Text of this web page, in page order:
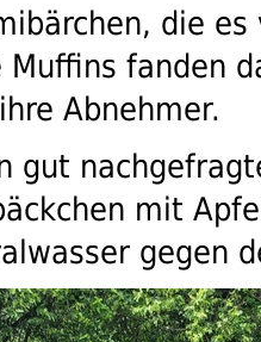
die
Muffins fanden
Abnehmer.
gut
mit
gegen